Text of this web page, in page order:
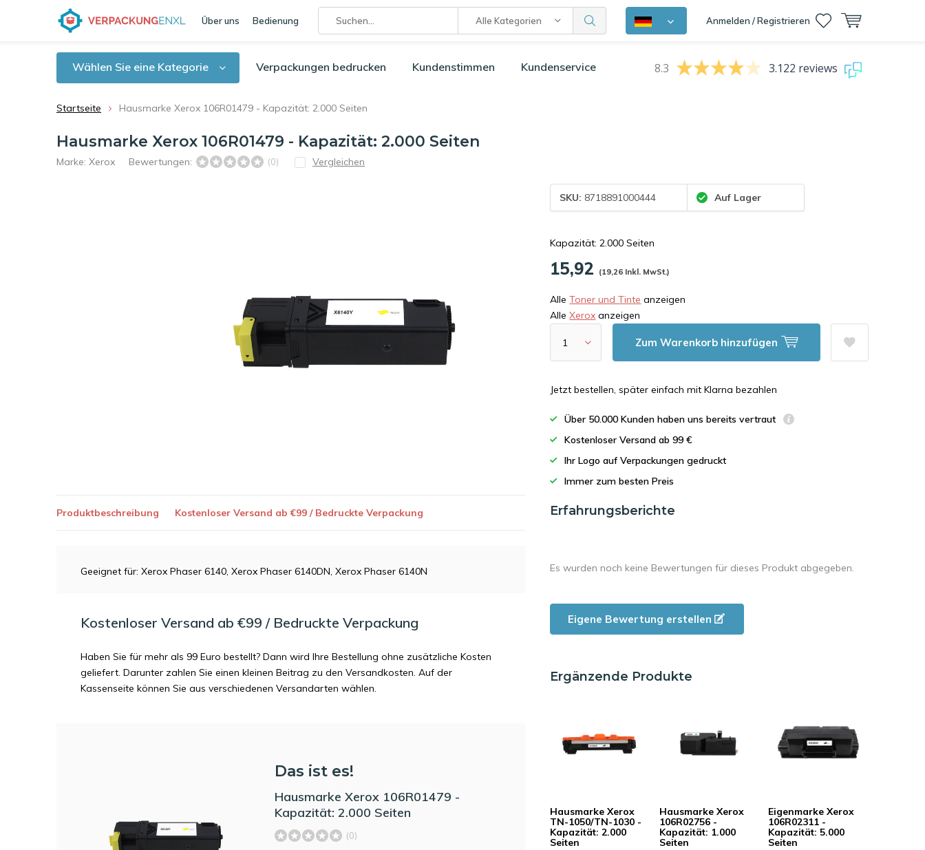
Über uns Bedienung Alle Kategorien Anmelden / Registrieren
Wählen Sie eine Kategorie Verpackungen bedrucken Kundenstimmen Kundenservice 8.3 3.122 reviews
Startseite Hausmarke Xerox 106R01479 - Kapazität: 2.000 Seiten
Hausmarke Xerox 106R01479 - Kapazität: 2.000 Seiten
Marke: Xerox Bewertungen: (0) Vergleichen
SKU: 8718891000444 Auf Lager
Kapazität: 2.000 Seiten
15,92 (19,26 Inkl. MwSt.)
AlleToner und Tinte anzeigen
AlleXerox anzeigen
Zum Warenkorb hinzufügen
Jetzt bestellen, später einfach mit Klarna bezahlen
Über 50.000 Kunden haben uns bereits vertraut
Kostenloser Versand ab 99 €
Ihr Logo auf Verpackungen gedruckt
Immer zum besten Preis
Produktbeschreibung Kostenloser Versand ab €99 / Bedruckte Verpackung
Geeignet für: Xerox Phaser 6140, Xerox Phaser 6140DN, Xerox Phaser 6140N
Kostenloser Versand ab €99 / Bedruckte Verpackung
Haben Sie für mehr als 99 Euro bestellt? Dann wird Ihre Bestellung ohne zusätzliche Kosten
geliefert. Darunter zahlen Sie einen kleinen Beitrag zu den Versandkosten. Auf der
Kassenseite können Sie aus verschiedenen Versandarten wählen.
Das ist es!
Hausmarke Xerox 106R01479 -
Kapazität: 2.000 Seiten
(0)
Erfahrungsberichte
Es wurden noch keine Bewertungen für dieses Produkt abgegeben.
Eigene Bewertung erstellen
Ergänzende Produkte
Hausmarke Xerox
TN-1050/TN-1030 -
Kapazität: 2.000
Seiten
Hausmarke Xerox
106R02756 -
Kapazität: 1.000
Seiten
Eigenmarke Xerox
106R02311 -
Kapazität: 5.000
Seiten